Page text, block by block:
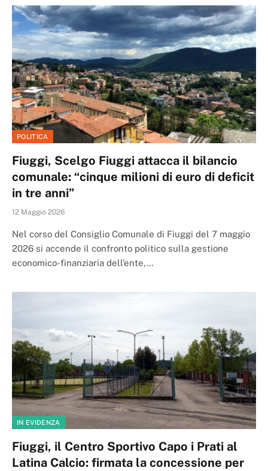
POLITICA
Fiuggi, Scelgo Fiuggi attacca il bilancio
comunale: “cinque milioni di euro di deficit
in tre anni”
12 Maggio 2026
Nel corso del Consiglio Comunale di Fiuggi del 7 maggio
2026 si accende il confronto politico sulla gestione
economico-finanziaria dell’ente,…
IN EVIDENZA
Fiuggi, il Centro Sportivo Capo i Prati al
Latina Calcio: firmata la concessione per